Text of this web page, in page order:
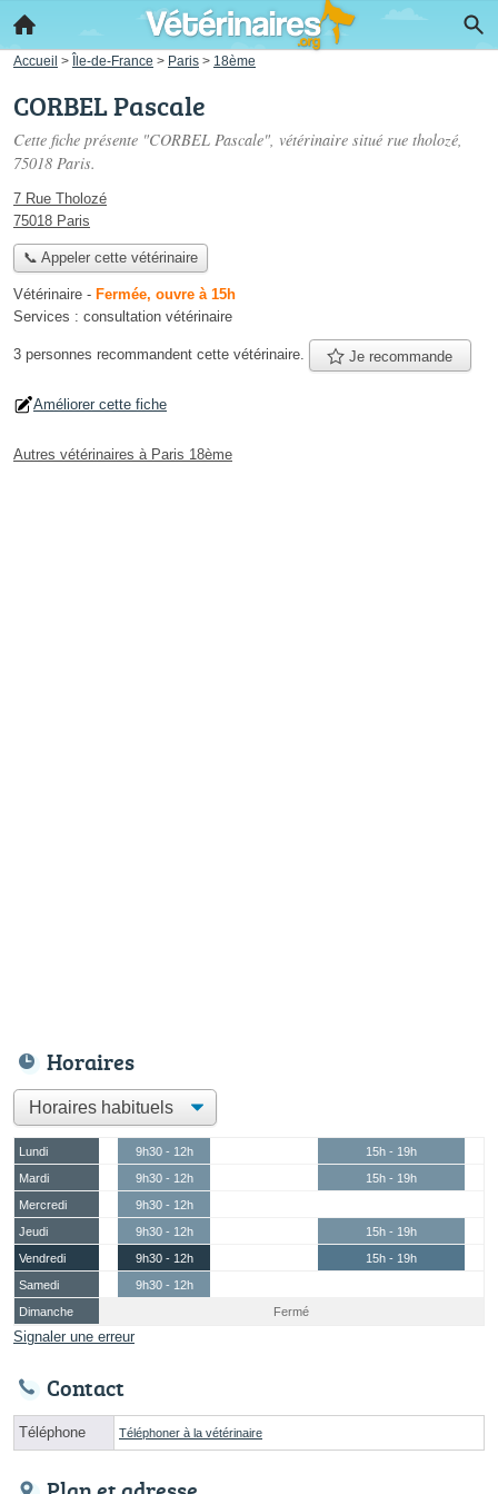
Accueil > Île-de-France > Paris > 18ème
CORBEL Pascale
Cette fiche présente "CORBEL Pascale", vétérinaire situé rue tholozé,
75018 Paris.
7 Rue Tholozé
75018 Paris
📞 Appeler cette vétérinaire
Vétérinaire - Fermée, ouvre à 15h
Services : consultation vétérinaire
3 personnes recommandent cette vétérinaire. Je recommande
Améliorer cette fiche
Autres vétérinaires à Paris 18ème
Horaires
Lundi 9h30 - 12h
15h - 19h
Mardi
9h30 - 12h
15h - 19h
Mercredi
9h30 - 12h
Jeudi
9h30 - 12h
15h - 19h
Vendredi
9h30 - 12h
15h - 19h
Samedi
9h30 - 12h
Dimanche
Fermé
Signaler une erreur
Contact
Téléphone Téléphoner à la vétérinaire